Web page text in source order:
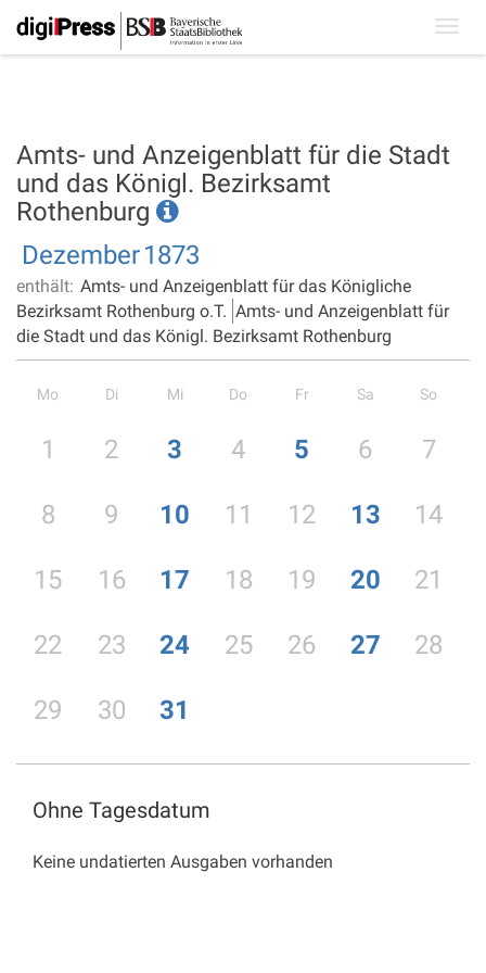
Amts- und Anzeigenblatt für die Stadt
und das Königl. Bezirksamt
Rothenburg
Dezember1873
enthält: Amts- und Anzeigenblatt für das Königliche
Bezirksamt Rothenburg o.T. Amts- und Anzeigenblatt für
die Stadt und das Königl. Bezirksamt Rothenburg
Mo Di Mi Do Fr Sa So
1 2 3 4 5 6 7
8 9 10 11 12 13 14
15 16 17 18 19 20 21
22 23 24 25 26 27 28
29 30 31
Ohne Tagesdatum
Keine undatierten Ausgaben vorhanden